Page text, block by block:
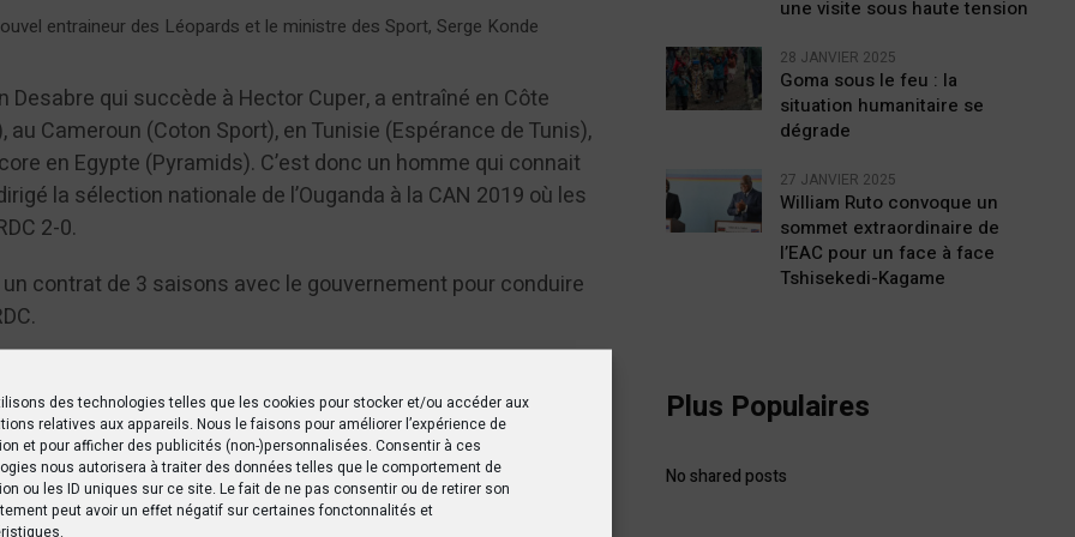
des technologies telles que les cookies pour stocker et/ou accéder aux
relatives aux appareils. Nous le faisons pour améliorer l’expérience de
et pour afficher des publicités (non-)personnalisées. Consentir à ces
nous autorisera à traiter des données telles que le comportement de
ou les ID uniques sur ce site. Le fait de ne pas consentir ou de retirer son
peut avoir un effet négatif sur certaines fonctonnalités et
entraineur des Léopards et le ministre des Sport, Serge Konde
Desabre qui succède à Hector Cuper, a entraîné en Côte
au Cameroun (Coton Sport), en Tunisie (Espérance de Tunis),
en Egypte (Pyramids). C’est donc un homme qui connait
la sélection nationale de l’Ouganda à la CAN 2019 où les
2-0.
contrat de 3 saisons avec le gouvernement pour conduire
Niortais dirigera les fauves lors des éliminatoires de la
des nations (mal entamés), aura surtout pour tâche de
RD Congolaise sur l’échiquier continental et même
RDC : Sébastien Desabre confirme être le nouveau
une visite sous haute tension
28 JANVIER 2025
Goma sous le feu : la
situation humanitaire se
dégrade
27 JANVIER 2025
William Ruto convoque un
sommet extraordinaire de
l’EAC pour un face à face
Tshisekedi-Kagame
Plus Populaires
No shared posts